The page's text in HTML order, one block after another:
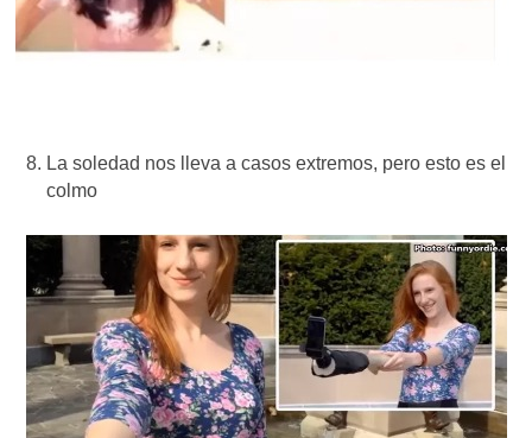
La soledad nos lleva a casos extremos, pero esto es el
colmo